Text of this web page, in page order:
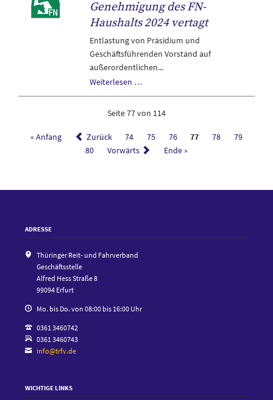
Holungen
Genehmigung des FN-
Haushalts 2024 vertagt
Entlastung von Präsidium und
Geschäftsführenden Vorstand auf
außerordentlichen...
Weiterlesen …FN-
Tagung
Genehmigung
des
2024
Seite 77 von 114
« Anfang Zurück 74 75 76 77 78
79
80
Vorwärts Ende »
ADRESSE
Thüringer Reit- und Fahrverband
Geschäftsstelle
Alfred Hess Straße 8
99094 Erfurt
Mo. bis Do. von 08:00 bis 16:00 Uhr
0361 3460742
0361 3460743
info@trfv.de
WICHTIGE LINKS